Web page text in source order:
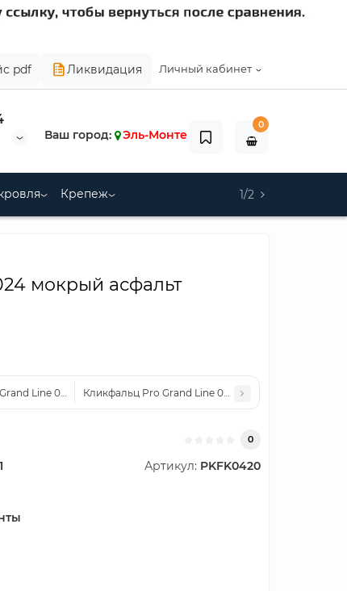
Личный кабинет
pdf Ликвидация
Ваш город: Эль-Монте
0
Крепеж 1/2
мокрый асфальт
Line 0,5 PurLite Matt с пленкой на замках RAL 6005 зеленый
Кликфальц Pro Grand Line 0,5 PurLite Мatt RAL
0
Артикул: PKFK0420